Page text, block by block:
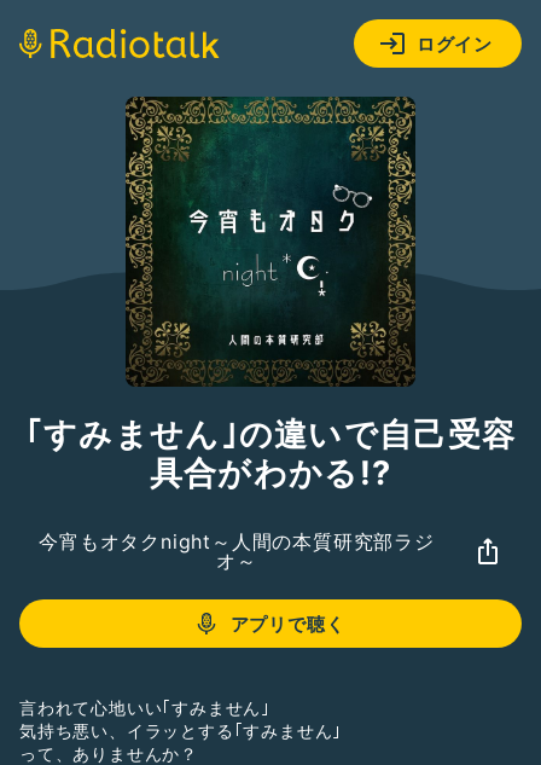
ログイン
｢すみません｣の違いで自己受容
具合がわかる!?
今宵もオタクnight～人間の本質研究部ラジ
オ～
アプリで聴く
言われて心地いい｢すみません｣
気持ち悪い、イラッとする｢すみません｣
って、ありませんか？